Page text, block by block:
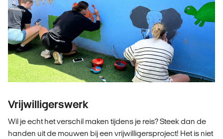
Vrijwilligerswerk
Wil je echt het verschil maken tijdens je reis? Steek dan de
handen uit de mouwen bij een vrijwilligersproject! Het is niet